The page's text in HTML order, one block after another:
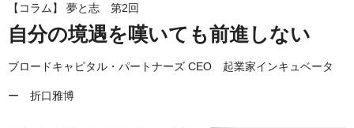
【コラム】 夢と志 第2回
自分の境遇を嘆いても前進しない
ブロードキャピタル・パートナーズ CEO 起業家インキュベータ
ー 折口雅博